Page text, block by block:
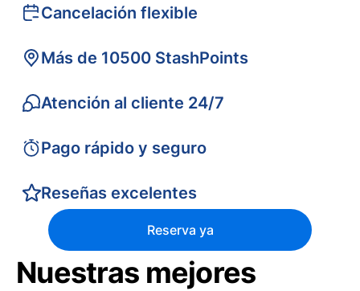
Cancelación flexible
Más de 10500 StashPoints
Atención al cliente 24/7
Pago rápido y seguro
Reseñas excelentes
Reserva ya
Nuestras mejores